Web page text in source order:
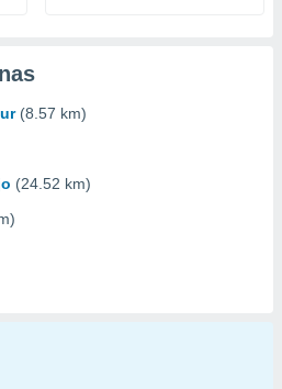
(8.57 km)
(24.52 km)